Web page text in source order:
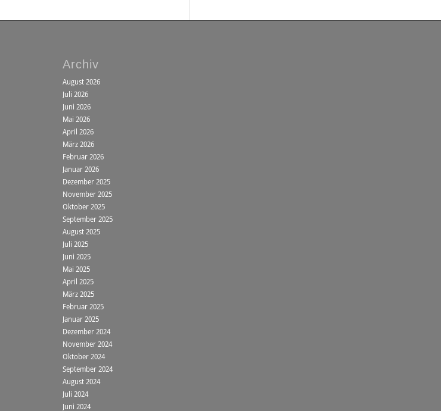
Archiv
August 2026
Juli 2026
Juni 2026
Mai 2026
April 2026
März 2026
Februar 2026
Januar 2026
Dezember 2025
November 2025
Oktober 2025
September 2025
August 2025
Juli 2025
Juni 2025
Mai 2025
April 2025
März 2025
Februar 2025
Januar 2025
Dezember 2024
November 2024
Oktober 2024
September 2024
August 2024
Juli 2024
Juni 2024